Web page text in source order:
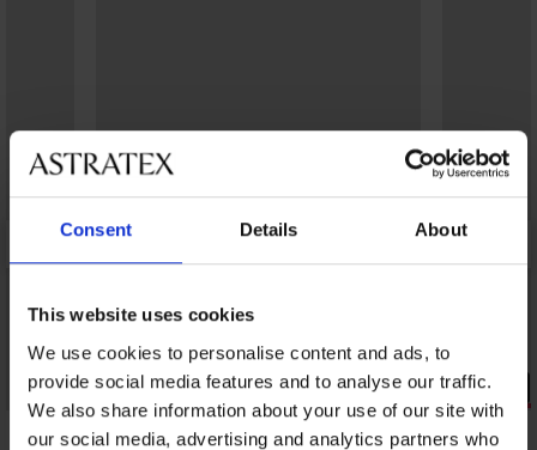
Consent Details About
This website uses cookies
We use cookies to personalise content and ads, to
provide social media features and to analyse our traffic.
We also share information about your use of our site with
our social media, advertising and analytics partners who
4,7
PREMIUM
Korting -30%
5
PREMIUM
Korting -